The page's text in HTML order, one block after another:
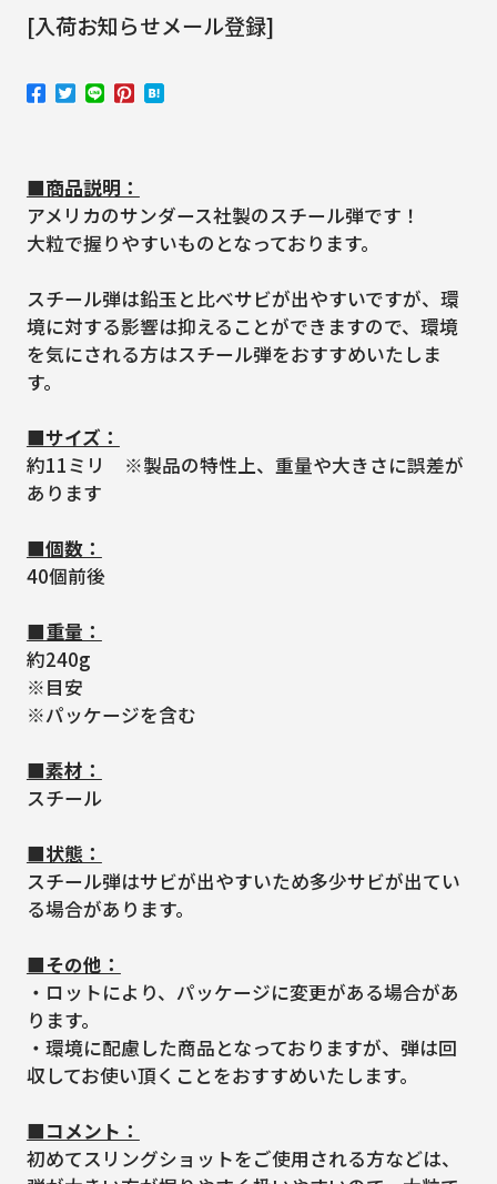
[入荷お知らせメール登録]
■商品説明：
アメリカのサンダース社製のスチール弾です！
大粒で握りやすいものとなっております。
スチール弾は鉛玉と比べサビが出やすいですが、環
境に対する影響は抑えることができますので、環境
を気にされる方はスチール弾をおすすめいたしま
す。
■サイズ：
約11ミリ ※製品の特性上、重量や大きさに誤差が
あります
■個数：
40個前後
■重量：
約240g
※目安
※パッケージを含む
■素材：
スチール
■状態：
スチール弾はサビが出やすいため多少サビが出てい
る場合があります。
■その他：
・ロットにより、パッケージに変更がある場合があ
ります。
・環境に配慮した商品となっておりますが、弾は回
収してお使い頂くことをおすすめいたします。
■コメント：
初めてスリングショットをご使用される方などは、